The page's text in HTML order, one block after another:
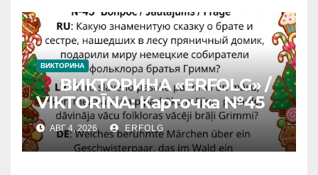
ВИКТОРИНА
ВИКТОРИНА «ERFOLG» /
VIKTORĪNA: Карточка №45
АВГ 4, 2026 ERFOLG